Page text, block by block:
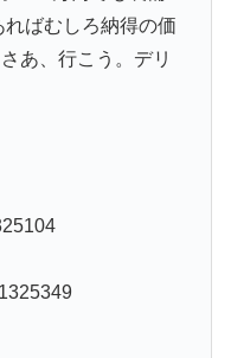
ばむしろ納得の価
あ、行こう。デリ